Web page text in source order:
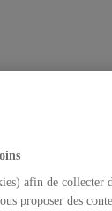
afin de collecter
proposer des